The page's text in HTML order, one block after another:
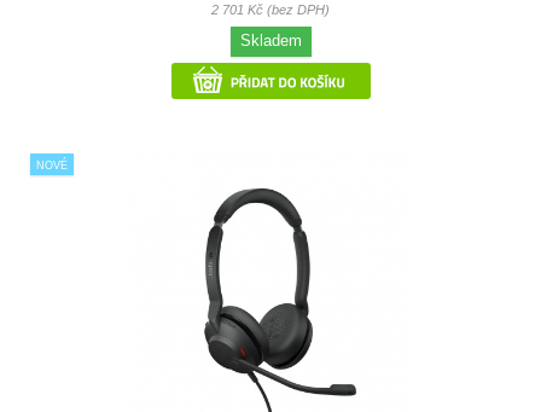
2 701 Kč (bez DPH)
Skladem
NOVÉ